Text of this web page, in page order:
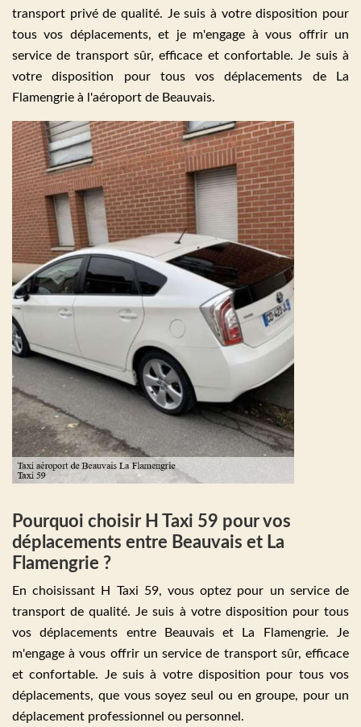
transport privé de qualité. Je suis à votre disposition pour
tous vos déplacements, et je m'engage à vous offrir un
service de transport sûr, efficace et confortable. Je suis à
votre disposition pour tous vos déplacements de La
Flamengrie à l'aéroport de Beauvais.
Pourquoi choisir H Taxi 59 pour vos
déplacements entre Beauvais et La
Flamengrie ?
En choisissant H Taxi 59, vous optez pour un service de
transport de qualité. Je suis à votre disposition pour tous
vos déplacements entre Beauvais et La Flamengrie. Je
m'engage à vous offrir un service de transport sûr, efficace
et confortable. Je suis à votre disposition pour tous vos
déplacements, que vous soyez seul ou en groupe, pour un
déplacement professionnel ou personnel.